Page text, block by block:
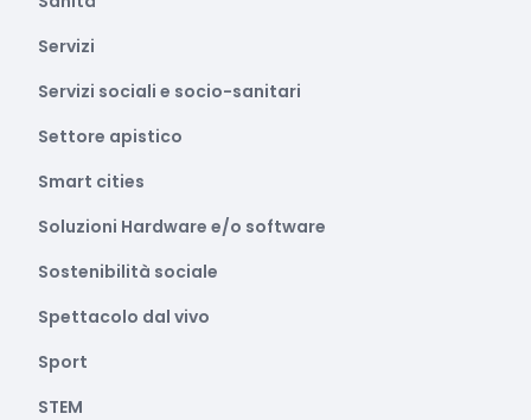
Servizi
Servizi sociali e socio-sanitari
Settore apistico
Smart cities
Soluzioni Hardware e/o software
Sostenibilità sociale
Spettacolo dal vivo
Sport
STEM